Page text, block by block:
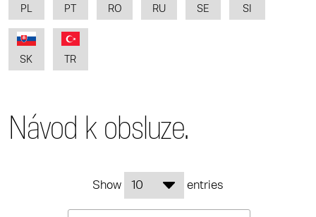
PL PT RO RU SE SI
SK TR
Návod k obsluze.
Show entries